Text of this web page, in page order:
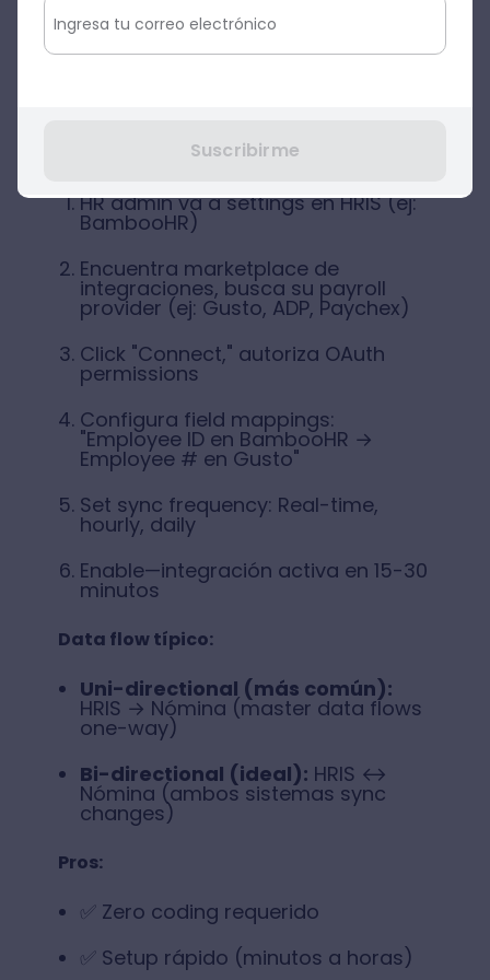
Qué es:Vendors modernos de HRIS y
nómina ofrecen integraciones pre-
Cómo funciona:
HR admin va a settings en HRIS (ej:
BambooHR)
Encuentra marketplace de
integraciones, busca su payroll
provider (ej: Gusto, ADP, Paychex)
Click "Connect," autoriza OAuth
permissions
Configura field mappings:
"Employee ID en BambooHR →
Employee # en Gusto"
Set sync frequency: Real-time,
hourly, daily
Enable—integración activa en 15-30
minutos
Data flow típico:
Uni-directional (más común):
HRIS → Nómina (master data flows
one-way)
Bi-directional (ideal): HRIS ↔
Nómina (ambos sistemas sync
changes)
Pros:
✅ Zero coding requerido
✅ Setup rápido (minutos a horas)
Suscribirme